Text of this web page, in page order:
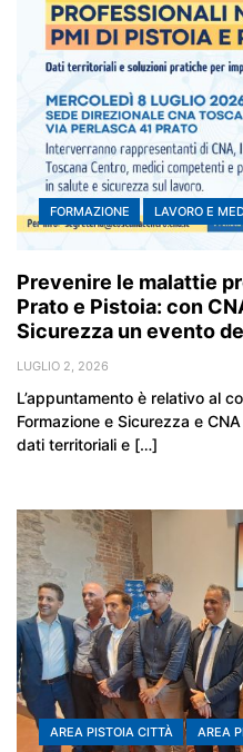
FORMAZIONE LAVORO E
Prevenire le malattie
Prato e Pistoia: con
Sicurezza un evento
LUGLIO 2, 2026
L’appuntamento è relativo al
Formazione e Sicurezza e
dati territoriali e […]
AREA PISTOIA CITTÀ AREA